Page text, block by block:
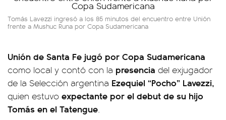
Tomás Lavezzi ingresó a los 85 minutos del encuentro entre Unión
frente a Mushuc Runa por Copa Sudamericana
Unión de Santa Fe jugó por Copa Sudamericana
como local y contó con la presencia del exjugador
de la Selección argentina Ezequiel “Pocho” Lavezzi,
quien estuvo expectante por el debut de su hijo
Tomás en el Tatengue.